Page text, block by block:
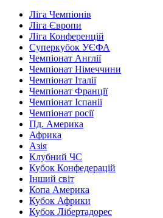
Ліга Чемпіонів
Ліга Європи
Ліга Конференцій
Суперкубок УЄФА
Чемпіонат Англії
Чемпіонат Німеччини
Чемпіонат Італії
Чемпіонат Франції
Чемпіонат Іспанії
Чемпіонат росії
Пд. Америка
Африка
Азія
Клубний ЧС
Кубок Конфедерацій
Інший світ
Копа Америка
Кубок Африки
Кубок Лібертадорес